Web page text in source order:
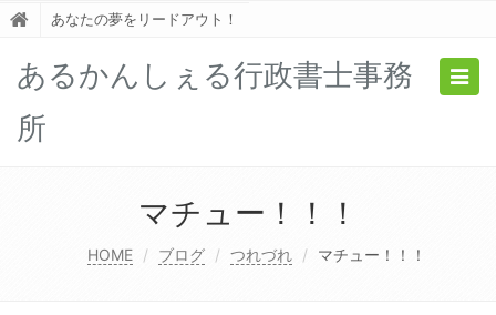
あなたの夢をリードアウト！
あるかんしぇる行政書士事務
所
マチュー！！！
HOME ブログ つれづれ マチュー！！！